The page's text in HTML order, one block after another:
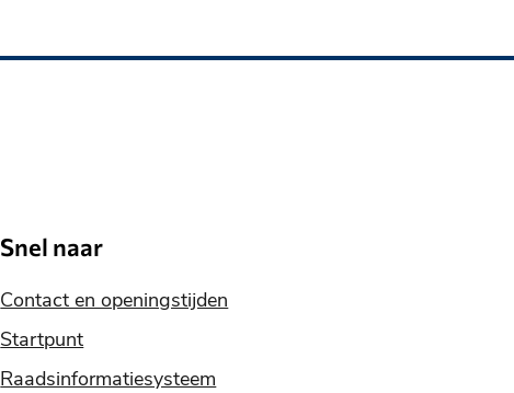
Snel naar
Contact en openingstijden
Startpunt
Raadsinformatiesysteem